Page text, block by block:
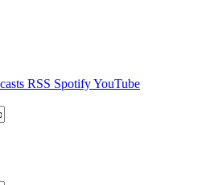
RSS SpotifyYouTube